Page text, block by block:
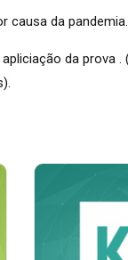
causa da pandemia.
da prova .